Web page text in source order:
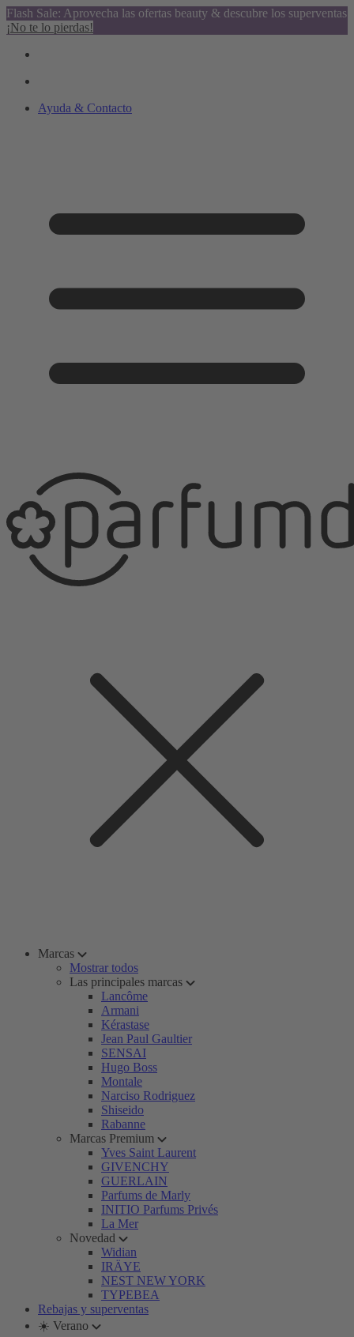
Flash Sale: Aprovecha las ofertas beauty & descubre los superventas
¡No te lo pierdas!
Ayuda & Contacto
Marcas
Mostrar todos
Las principales marcas
Lancôme
Armani
Kérastase
Jean Paul Gaultier
SENSAI
Hugo Boss
Montale
Narciso Rodriguez
Shiseido
Rabanne
Marcas Premium
Yves Saint Laurent
GIVENCHY
GUERLAIN
Parfums de Marly
INITIO Parfums Privés
La Mer
Novedad
Widian
IRÄYE
NEST NEW YORK
TYPEBEA
Rebajas y superventas
☀️ Verano